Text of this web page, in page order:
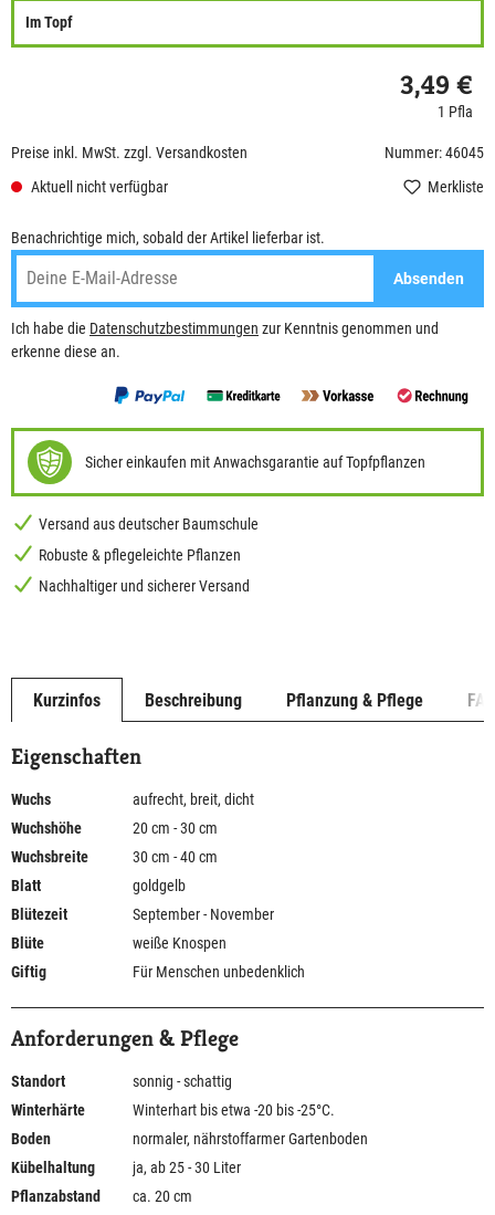
Im Topf
3,49 €
1 Pfla
Preise inkl. MwSt. zzgl. Versandkosten
Nummer: 46045
Aktuell nicht verfügbar
Merkliste
Benachrichtige mich, sobald der Artikel lieferbar ist.
Absenden
Ich habe die Datenschutzbestimmungen zur Kenntnis genommen und
erkenne diese an.
Sicher einkaufen mit Anwachsgarantie auf Topfpflanzen
Versand aus deutscher Baumschule
Robuste & pflegeleichte Pflanzen
Nachhaltiger und sicherer Versand
Kurzinfos Beschreibung Pflanzung & Pflege
Eigenschaften
Wuchs
aufrecht, breit, dicht
Wuchshöhe
20 cm - 30 cm
Wuchsbreite
30 cm - 40 cm
Blatt
goldgelb
Blütezeit
September - November
Blüte
weiße Knospen
Giftig
Für Menschen unbedenklich
Anforderungen & Pflege
Standort
sonnig - schattig
Winterhärte
Winterhart bis etwa -20 bis -25°C.
Boden
normaler, nährstoffarmer Gartenboden
Kübelhaltung
ja, ab 25 - 30 Liter
Pflanzabstand
ca. 20 cm